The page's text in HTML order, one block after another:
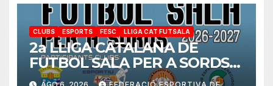
CLUBS ESPORTS FESC LLIGA CAT FUTSALA
2a LLIGA CATALANA DE
FUTBOL SALA PER A SORDS
2026-2027